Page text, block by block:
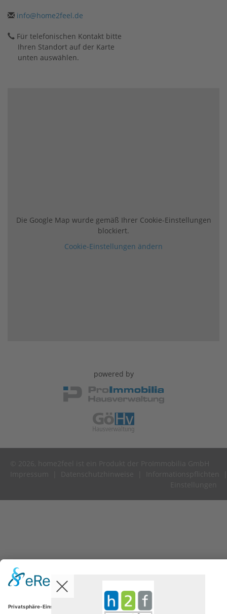
info@home2feel.de
Für telefonischen Kontakt bitte
Ihren Standort auf der Karte
unten auswählen.
Die Google Map wurde gemäß Ihrer Cookie-Einstellungen
blockiert.
Cookie-Einstellungen ändern
powered by